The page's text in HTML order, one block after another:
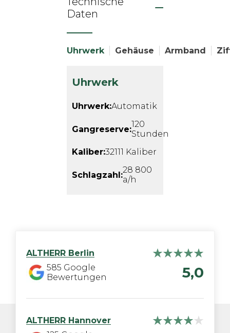
Daten
Uhrwerk Gehäuse Armband
Uhrwerk
Uhrwerk:Automatik
Gangreserve:120
Stunden
Kaliber:32111 Kaliber
Schlagzahl:28 800
a/h
ALTHERR Berlin
585 Google
Bewertungen
5,0
ALTHERR Hannover